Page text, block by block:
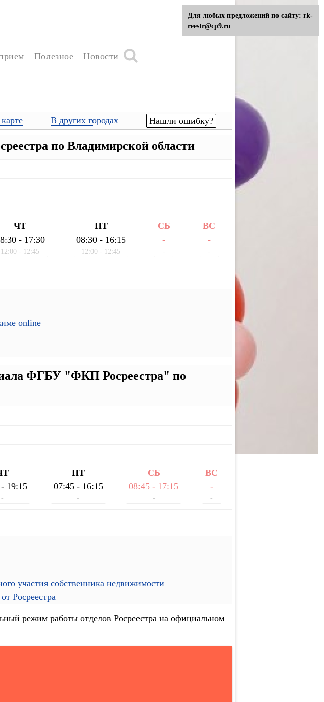
Полезное Новости
В других городах Нашли ошибку?
по Владимирской области
ЧТ
- 17:30
12:00 - 12:45
ПТ
08:30 - 16:15
12:00 - 12:45
СБ
-
-
ВС
-
-
online
ФГБУ "ФКП Росреестра" по
19:15
-
ПТ
07:45 - 16:15
-
СБ
08:45 - 17:15
-
ВС
-
-
участия собственника недвижимости
Росреестра
режим работы отделов Росреестра на официальном
Для любых предложений по сайту: rk-
reestr@cp9.ru